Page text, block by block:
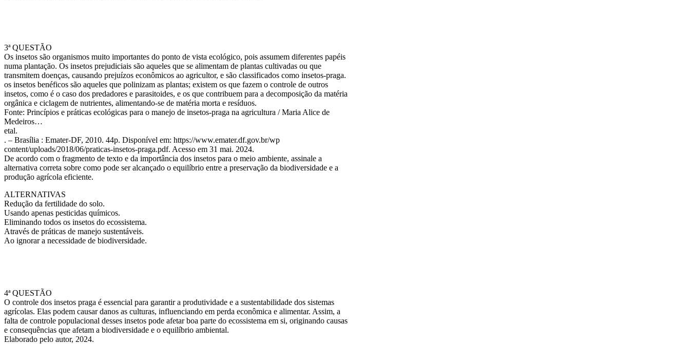
3ª QUESTÃO
Os insetos são organismos muito importantes do ponto de vista ecológico, pois assumem diferentes papéis
numa plantação. Os insetos prejudiciais são aqueles que se alimentam de plantas cultivadas ou que
transmitem doenças, causando prejuízos econômicos ao agricultor, e são classificados como insetos-praga.
os insetos benéficos são aqueles que polinizam as plantas; existem os que fazem o controle de outros
insetos, como é o caso dos predadores e parasitoides, e os que contribuem para a decomposição da matéria
orgânica e ciclagem de nutrientes, alimentando-se de matéria morta e resíduos.
Fonte: Princípios e práticas ecológicas para o manejo de insetos-praga na agricultura / Maria Alice de
Medeiros…
etal.
. – Brasília : Emater-DF, 2010. 44p. Disponível em: https://www.emater.df.gov.br/wp
content/uploads/2018/06/praticas-insetos-praga.pdf. Acesso em 31 mai. 2024.
De acordo com o fragmento de texto e da importância dos insetos para o meio ambiente, assinale a
alternativa correta sobre como pode ser alcançado o equilíbrio entre a preservação da biodiversidade e a
produção agrícola eficiente.
ALTERNATIVAS
Redução da fertilidade do solo.
Usando apenas pesticidas químicos.
Eliminando todos os insetos do ecossistema.
Através de práticas de manejo sustentáveis.
Ao ignorar a necessidade de biodiversidade.
4ª QUESTÃO
O controle dos insetos praga é essencial para garantir a produtividade e a sustentabilidade dos sistemas
agrícolas. Elas podem causar danos as culturas, influenciando em perda econômica e alimentar. Assim, a
falta de controle populacional desses insetos pode afetar boa parte do ecossistema em si, originando causas
e consequências que afetam a biodiversidade e o equilíbrio ambiental.
Elaborado pelo autor, 2024.